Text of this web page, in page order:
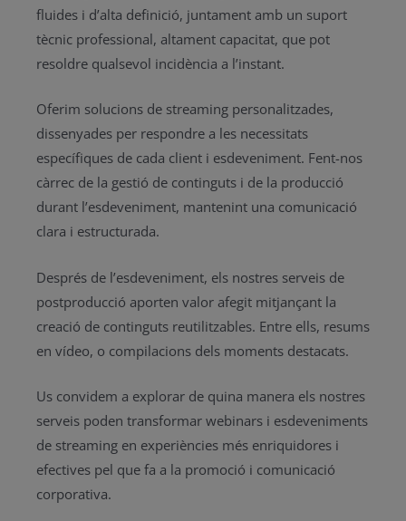
fluides i d’alta definició, juntament amb un suport
tècnic professional, altament capacitat, que pot
resoldre qualsevol incidència a l’instant.
Oferim solucions de streaming personalitzades,
dissenyades per respondre a les necessitats
específiques de cada client i esdeveniment. Fent-nos
càrrec de la gestió de continguts i de la producció
durant l’esdeveniment, mantenint una comunicació
clara i estructurada.
Després de l’esdeveniment, els nostres serveis de
postproducció aporten valor afegit mitjançant la
creació de continguts reutilitzables. Entre ells, resums
en vídeo, o compilacions dels moments destacats.
Us convidem a explorar de quina manera els nostres
serveis poden transformar webinars i esdeveniments
de streaming en experiències més enriquidores i
efectives pel que fa a la promoció i comunicació
corporativa.